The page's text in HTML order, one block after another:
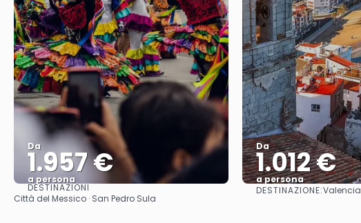
Da
1.957 €
a persona
Vedere
DESTINAZIONI
Città del Messico · San Pedro Sula
Da
1.012 €
a persona
Vedere
DESTINAZIONE:Valencia